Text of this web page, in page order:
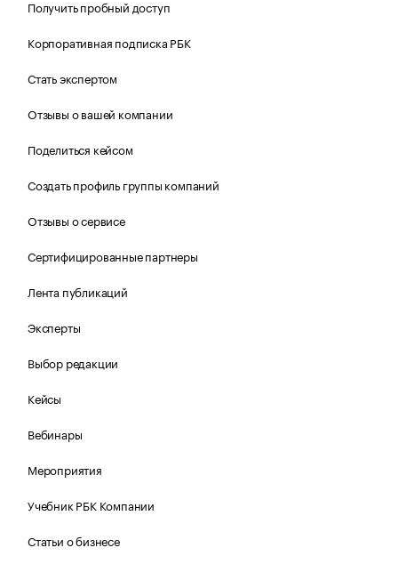
Получить пробный доступ
Корпоративная подписка РБК
Стать экспертом
Отзывы о вашей компании
Поделиться кейсом
Создать профиль группы компаний
Отзывы о сервисе
Сертифицированные партнеры
Лента публикаций
Эксперты
Выбор редакции
Кейсы
Вебинары
Мероприятия
Учебник РБК Компании
Статьи о бизнесе